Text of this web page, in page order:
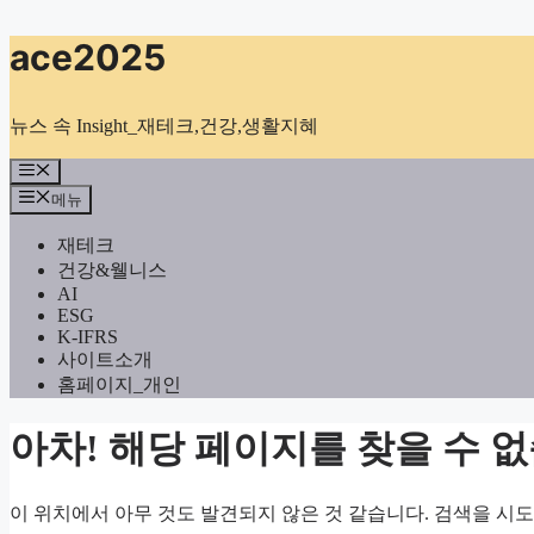
컨
텐
로
너
뛰
기
ace2025
뉴스 속 Insight_재테크,건강,생활지혜
메
뉴
메뉴
재테크
건강&웰니스
AI
ESG
K-IFRS
사이트소개
홈페이지_개인
아차! 해당 페이지를 찾을 수
이 위치에서 아무 것도 발견되지 않은 것 같습니다. 검색을 시